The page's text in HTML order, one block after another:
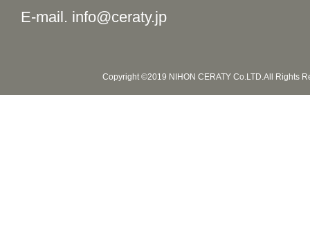
E-mail. info@ceraty.jp
Copyright ©2019 NIHON CERATY Co.LTD.All Rights